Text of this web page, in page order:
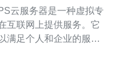
互联网上提供服务。它
满足个人和企业的服务
新加坡VPS云服务器可